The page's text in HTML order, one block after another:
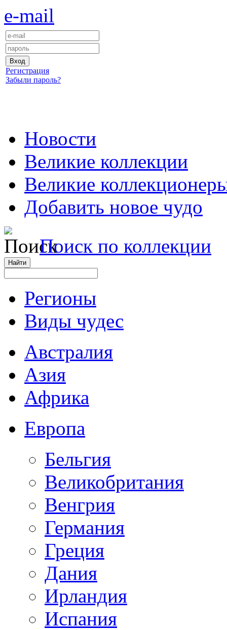
e-mail
Регистрация
Забыли пароль?
Новости
Великие коллекции
Великие
Добавить новое чудо
Поиск по коллекции
Регионы
Виды чудес
Австралия
Азия
Африка
Европа
Бельгия
Великобритания
Венгрия
Германия
Греция
Дания
Ирландия
Испания